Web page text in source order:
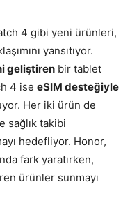
4 gibi yeni ürünleri,
yansıtıyor.
geliştiren bir tablet
4 ise eSIM desteğiyle
Her iki ürün de
sağlık takibi
hedefliyor. Honor,
fark yaratırken,
ürünler sunmayı